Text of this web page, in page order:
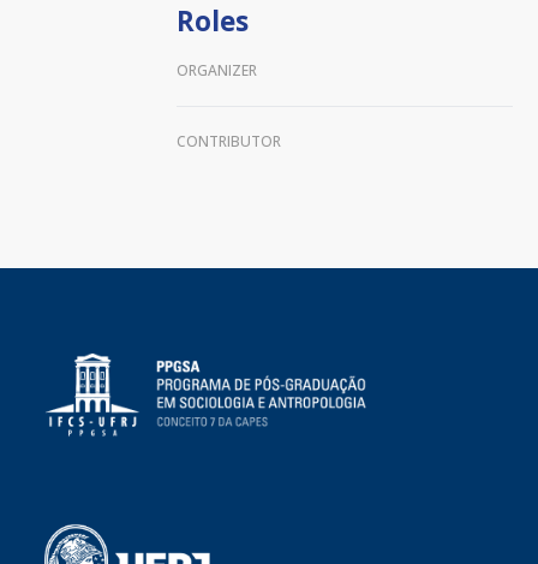
Roles
ORGANIZER
CONTRIBUTOR